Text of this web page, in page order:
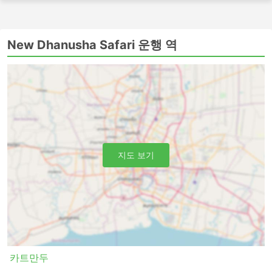
카트만두
자낙푸르
New Dhanusha Safari 인기 여행지
New Dhanusha Safari 버스는 여러 노선을 운행하며 가장
인기 있는 노선 목록은 다음과 같습니다.
카트만두 - 자낙푸르
New Dhanusha Safari 티켓 가격 및 좌석
버스 여행의 가장 좋은 점 중 하나는 프라이버시와 편안함에
대한 요구 사항에 맞게 여행을 거의 맞춤화할 수 있다는 것
입니다. 가장 저렴한 여행은 일반적으로 표준 클래스 버스로
제공됩니다. 로컬, 익스프레스 또는 일반 버스라고 할 수 있
New Dhanusha Safari 운행 역
카트만두
지도 보기